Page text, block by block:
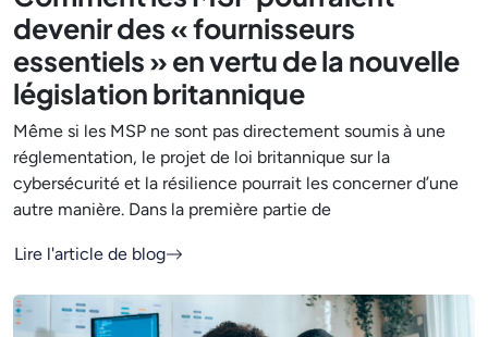
devenir des « fournisseurs
essentiels » en vertu de la nouvelle
législation britannique
Même si les MSP ne sont pas directement soumis à une
réglementation, le projet de loi britannique sur la
cybersécurité et la résilience pourrait les concerner d’une
autre manière. Dans la première partie de
Lire l'article de blog